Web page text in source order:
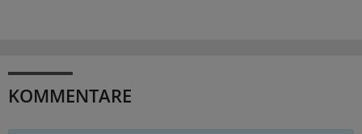
KOMMENTARE